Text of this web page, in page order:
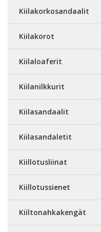
Kiilakorkosandaalit
Kiilakorot
Kiilaloaferit
Kiilanilkkurit
Kiilasandaalit
Kiilasandaletit
Kiillotusliinat
Kiillotussienet
Kiiltonahkakengät